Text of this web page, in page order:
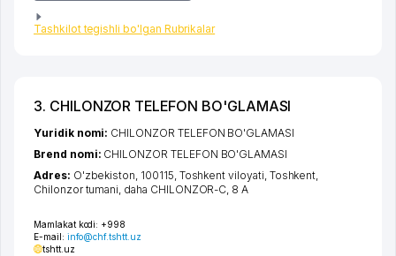
Tashkilot tegishli bo'lgan Rubrikalar
3. CHILONZOR TELEFON BO'GLAMASI
Mamlakat kodi: +998
E-mail: info@chf.tshtt.uz
tshtt.uz
Yuridik nomi: CHILONZOR TELEFON BO'GLAMASI
Brend nomi: CHILONZOR TELEFON BO'GLAMASI
Adres: O'zbekiston, 100115, Toshkent viloyati, Toshkent,
Chilonzor tumani, daha CHILONZOR-C, 8 A